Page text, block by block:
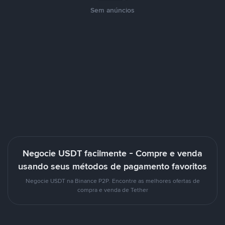
Sem anúncios
Negocie USDT facilmente - Compre e venda
usando seus métodos de pagamento favoritos
Negocie USDT na Binance P2P. Encontre as melhores ofertas de
compra e venda de Tether